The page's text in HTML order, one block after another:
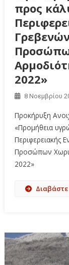
προς
2022»
8 Νοεμβρίου
Προκήρυξη
«Προμήθεια
Περιφερειακής
Προσώπων
2022»